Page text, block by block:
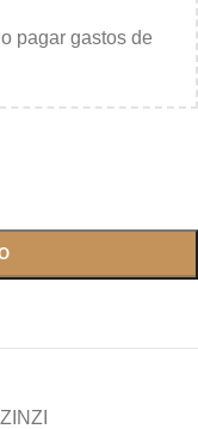
pagar gastos de
ZINZI